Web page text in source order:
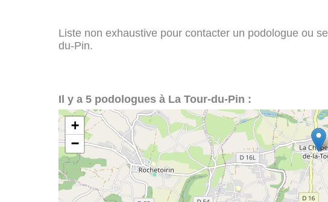
Liste non exhaustive pour contacter un podologue ou
du-Pin.
Il y a 5 podologues à La Tour-du-Pin :
+
−